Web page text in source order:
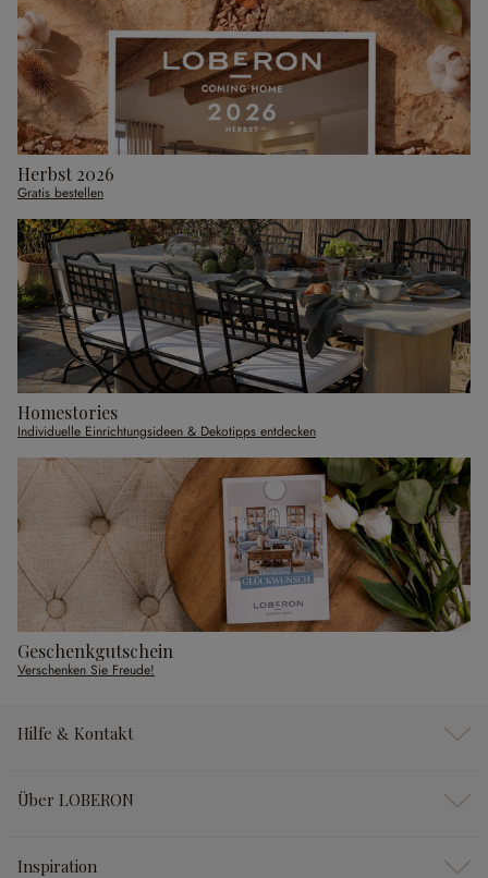
Herbst 2026
Gratis bestellen
Homestories
Individuelle Einrichtungsideen & Dekotipps entdecken
Geschenkgutschein
Verschenken Sie Freude!
Hilfe & Kontakt
Über LOBERON
Inspiration